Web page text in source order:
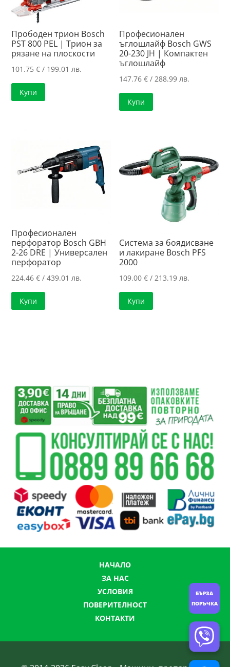
Прободен трион Bosch
PST 800 PEL | Трион за
рязане на плоскости
101.75€ / 199.01 лв.
Купи
Професионален
ъглошлайф Bosch GWS
20-230 JH | Компактен
ъглошлайф
147.76€ / 288.99 лв.
Купи
Професионален
перфоратор Bosch GBH
2-26 DRE | Универсален
перфоратор
224.46€ / 439.01 лв.
Купи
Система за боядисване
и лакиране Bosch PFS
2000
109.00€ / 213.19 лв.
Купи
НАЧАЛО
ЗА НАС
УСЛОВИЯ
ПОВЕРИТЕЛНОСТ
КОНТАКТИ
БЪРЗА
ПОРЪЧКА